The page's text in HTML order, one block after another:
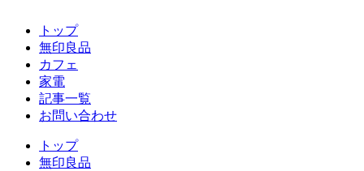
トップ
無印良品
カフェ
家電
記事一覧
お問い合わせ
トップ
無印良品